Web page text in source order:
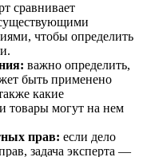
сравнивает
чтобы определить
важно определить,
быть применено
какие
товары могут на нем
прав: если дело
задача эксперта —